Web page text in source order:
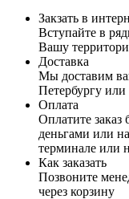
Закзать в
Вступайте в
Вашу
Доставка
Мы доставим
Петербургу
Оплата
Оплатите заказ
деньгами или
терминале или
Как заказать
Позвоните
через корзину